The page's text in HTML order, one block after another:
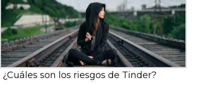
¿Cuáles son los riesgos de Tinder?